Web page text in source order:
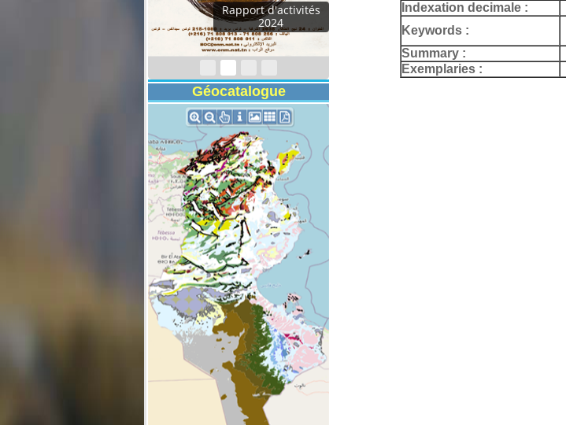
Rapport d'activités
2024
Géocatalogue
Indexation decimale :
Keywords :
Summary :
Exemplaries :